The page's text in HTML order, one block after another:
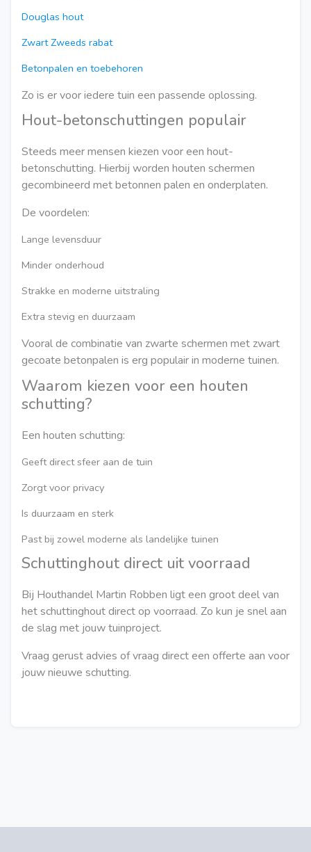
Douglas hout
Zwart Zweeds rabat
Betonpalen en toebehoren
Zo is er voor iedere tuin een passende oplossing.
Hout-betonschuttingen populair
Steeds meer mensen kiezen voor een hout-
betonschutting. Hierbij worden houten schermen
gecombineerd met betonnen palen en onderplaten.
De voordelen:
Lange levensduur
Minder onderhoud
Strakke en moderne uitstraling
Extra stevig en duurzaam
Vooral de combinatie van zwarte schermen met zwart
gecoate betonpalen is erg populair in moderne tuinen.
Waarom kiezen voor een houten
schutting?
Een houten schutting:
Geeft direct sfeer aan de tuin
Zorgt voor privacy
Is duurzaam en sterk
Past bij zowel moderne als landelijke tuinen
Schuttinghout direct uit voorraad
Bij Houthandel Martin Robben ligt een groot deel van
het schuttinghout direct op voorraad. Zo kun je snel aan
de slag met jouw tuinproject.
Vraag gerust advies of vraag direct een offerte aan voor
jouw nieuwe schutting.